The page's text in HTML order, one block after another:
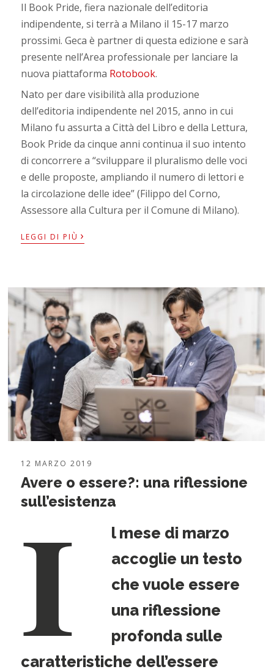
Il Book Pride, fiera nazionale dell’editoria
indipendente, si terrà a Milano il 15-17 marzo
prossimi. Geca è partner di questa edizione e sarà
presente nell’Area professionale per lanciare la
nuova piattaforma Rotobook.
Nato per dare visibilità alla produzione
dell’editoria indipendente nel 2015, anno in cui
Milano fu assurta a Città del Libro e della Lettura,
Book Pride da cinque anni continua il suo intento
di concorrere a “sviluppare il pluralismo delle voci
e delle proposte, ampliando il numero di lettori e
la circolazione delle idee” (Filippo del Corno,
Assessore alla Cultura per il Comune di Milano).
LEGGI DI PIÙ ›
12 MARZO 2019
Avere o essere?: una riflessione
sull’esistenza
I
l mese di marzo
accoglie un testo
che vuole essere
una riflessione
profonda sulle
caratteristiche dell’essere